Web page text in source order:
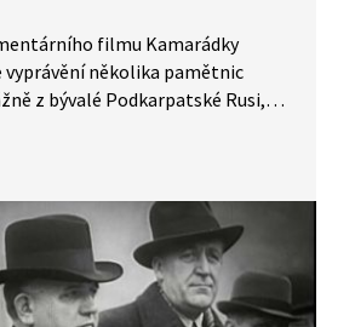
filmu Kamarádky
vyprávění několika pamětnic
z bývalé Podkarpatské Rusi,
ošetřovatelky, sniperky nebo
na podmínky, za nichž vstoupily
svazu, jak probíhal jejich
jejich osudy na frontě.